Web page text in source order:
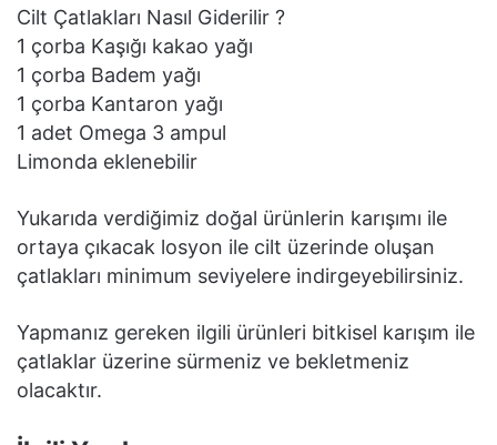
Cilt Çatlakları Nasıl Giderilir ?
1 çorba Kaşığı kakao yağı
1 çorba Badem yağı
1 çorba Kantaron yağı
1 adet Omega 3 ampul
Limonda eklenebilir
Yukarıda verdiğimiz doğal ürünlerin karışımı ile
ortaya çıkacak losyon ile cilt üzerinde oluşan
çatlakları minimum seviyelere indirgeyebilirsiniz.
Yapmanız gereken ilgili ürünleri bitkisel karışım ile
çatlaklar üzerine sürmeniz ve bekletmeniz
olacaktır.